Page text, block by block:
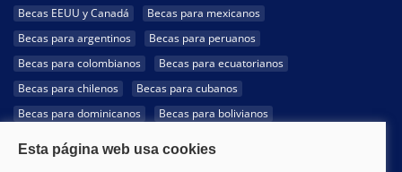
Becas EEUU y Canadá
Becas para mexicanos
Becas para argentinos
Becas para peruanos
Becas para colombianos
Becas para ecuatorianos
Becas para chilenos
Becas para cubanos
Becas para dominicanos
Becas para bolivianos